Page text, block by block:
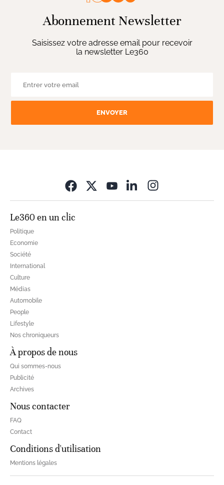
Abonnement Newsletter
Saisissez votre adresse email pour recevoir
la newsletter Le360
ENVOYER
Le360 en un clic
Politique
Economie
Société
International
Culture
Médias
Automobile
People
Lifestyle
Nos chroniqueurs
À propos de nous
Qui sommes-nous
Publicité
Archives
Nous contacter
FAQ
Contact
Conditions d'utilisation
Mentions légales